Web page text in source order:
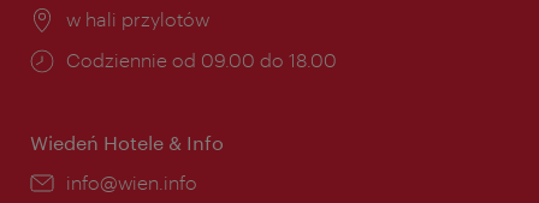
Miejsce:
w hali przylotów
Godziny
Codziennie od 09.00 do 18.00
Wiedeń Hotele & Info
E-
info@wien.info